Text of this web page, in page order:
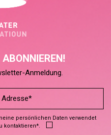
Anmeldung.
persönlichen Daten verwendet
kontaktieren*.